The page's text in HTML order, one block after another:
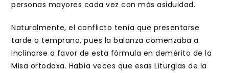
personas mayores cada vez con más asiduidad.
Naturalmente, el conflicto tenía que presentarse
tarde o temprano, pues la balanza comenzaba a
inclinarse a favor de esta fórmula en demérito de la
Misa ortodoxa. Había veces que esas Liturgias de la